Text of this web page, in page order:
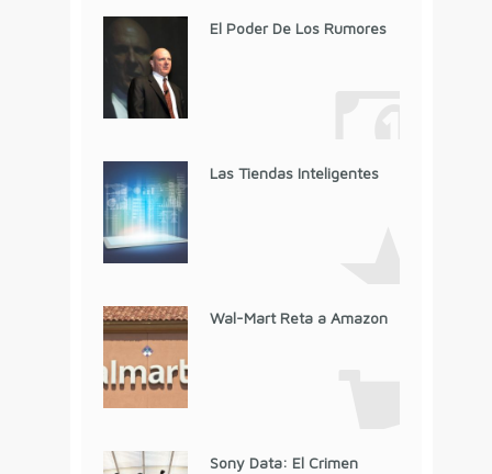
El Poder De Los Rumores
Las Tiendas Inteligentes
Wal-Mart Reta a Amazon
Sony Data: El Crimen